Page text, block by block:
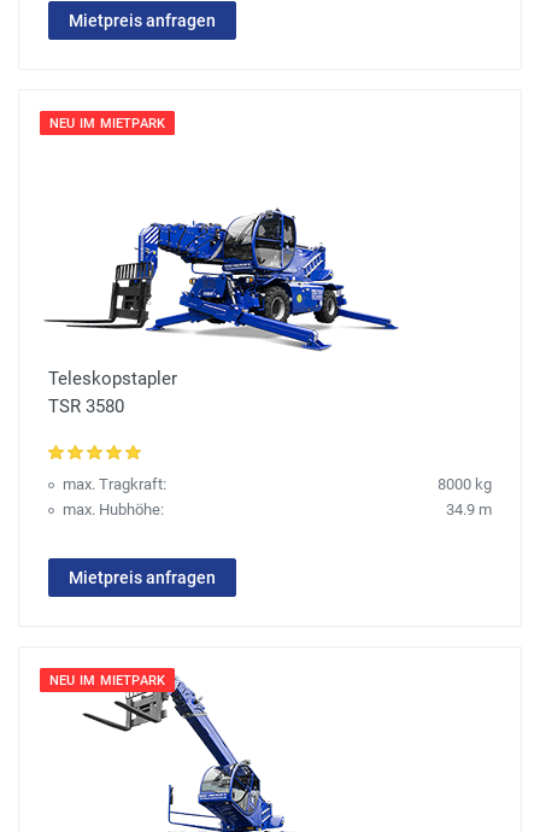
Mietpreis anfragen
NEU IM MIETPARK
Teleskopstapler
TSR 3580
max. Tragkraft:
8000 kg
max. Hubhöhe:
34.9 m
Mietpreis anfragen
NEU IM MIETPARK